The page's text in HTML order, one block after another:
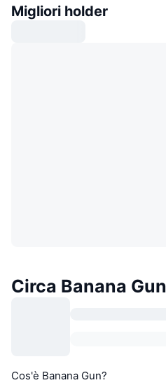
Migliori holder
Circa Banana Gun
Cos'è Banana Gun?